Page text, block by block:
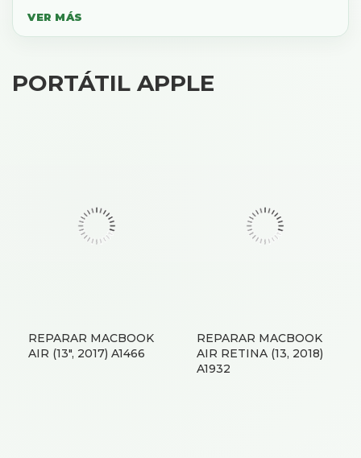
PORTÁTIL APPLE
REPARAR MACBOOK
AIR (13″, 2017) A1466
REPARAR MACBOOK
AIR RETINA (13, 2018)
A1932